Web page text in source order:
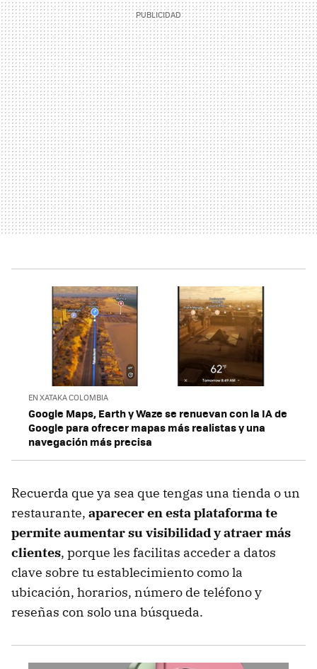
EN XATAKA COLOMBIA
Google Maps, Earth y Waze se renuevan con la IA de
Google para ofrecer mapas más realistas y una
navegación más precisa
Recuerda que ya sea que tengas una tienda o un
restaurante, aparecer en esta plataforma te
permite aumentar su visibilidad y atraer más
clientes, porque les facilitas acceder a datos
clave sobre tu establecimiento como la
ubicación, horarios, número de teléfono y
reseñas con solo una búsqueda.